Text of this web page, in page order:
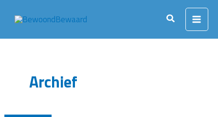
inhoud
Zoeken
Archief